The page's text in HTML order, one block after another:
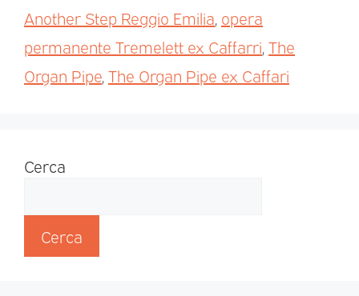
Another Step Reggio Emilia opera
permanente Tremelett ex Caffarri The
Organ Pipe The Organ Pipe ex Caffari
Cerca
Cerca